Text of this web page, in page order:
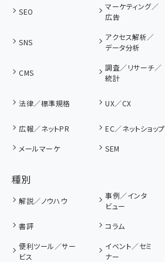
SEO
マーケティング／
広告
SNS
アクセス解析／
データ分析
CMS
調査／リサーチ／
統計
法律／標準規格 UX／CX
広報／ネットPR
EC／ネットショップ
メールマーケ
SEM
種別
解説／ノウハウ
事例／インタ
ビュー
書評 コラム
便利ツール／サー
ビス
イベント／セミ
ナー